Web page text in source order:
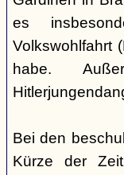
es
Volkswohlfahrt
habe.
Bei den
Kürze der